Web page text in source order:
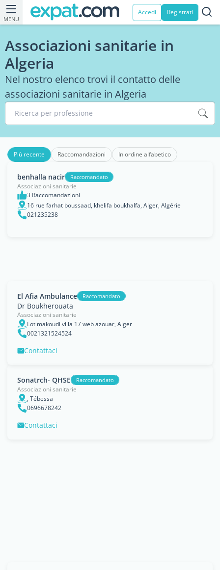
MENU
Accedi Registrati
Associazioni sanitarie in
Algeria
Nel nostro elenco trovi il contatto delle
associazioni sanitarie in Algeria
Ricerca per professione
Più recente Raccomandazioni In ordine alfabetico
benhalla nacir Raccomandato
Associazioni sanitarie
3 Raccomandazioni
16 rue farhat boussaad, khelifa boukhalfa, Alger, Algérie
021235238
El Afia Ambulance Raccomandato
Dr Boukherouata
Associazioni sanitarie
Lot makoudi villa 17 web azouar, Alger
0021321524524
Contattaci
Sonatrch- QHSE Raccomandato
Associazioni sanitarie
, Tébessa
0696678242
Contattaci